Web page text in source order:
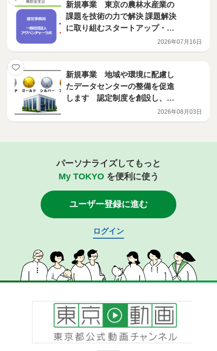
新規事業 東京の農林水産業の
課題を技術の力で解決 課題解決
に取り組むスタートアップ・中
2026年07月16日
新規事業 地域や環境に配慮し
たデータセンターの整備を促進
します 認定制度を創設し、補
2026年08月03日
パーソナライズしてもっと
My TOKYOを便利に使う
ユーザー登録に進む
ログイン